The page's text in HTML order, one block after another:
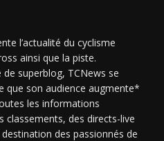
l’actualité du cyclisme
ainsi que la piste.
superblog, TCNews se
que son audience augmente*
les informations
classements, des directs-live
des passionnés de